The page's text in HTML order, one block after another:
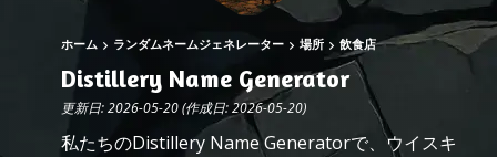
ホーム ランダムネームジェネレーター 場所 飲食店
Distillery Name Generator
更新日: 2026-05-20 (作成日: 2026-05-20)
私たちのDistillery Name Generatorで、ウイスキ